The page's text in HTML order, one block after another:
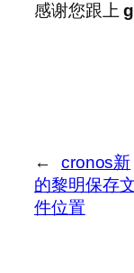
感谢您跟上
←
cronos新
的黎明保存
件位置